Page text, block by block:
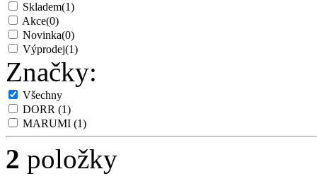
Skladem(1)
Akce(0)
Novinka(0)
Výprodej(1)
Značky:
Všechny
DORR (1)
MARUMI (1)
2 položky